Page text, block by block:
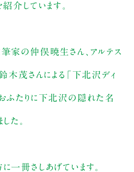
介しています。
家の仲俣暁生さん、アルテス
木茂さんによる「下北沢ディ
ふたりに下北沢の隠れた名
た。
一冊さしあげています。